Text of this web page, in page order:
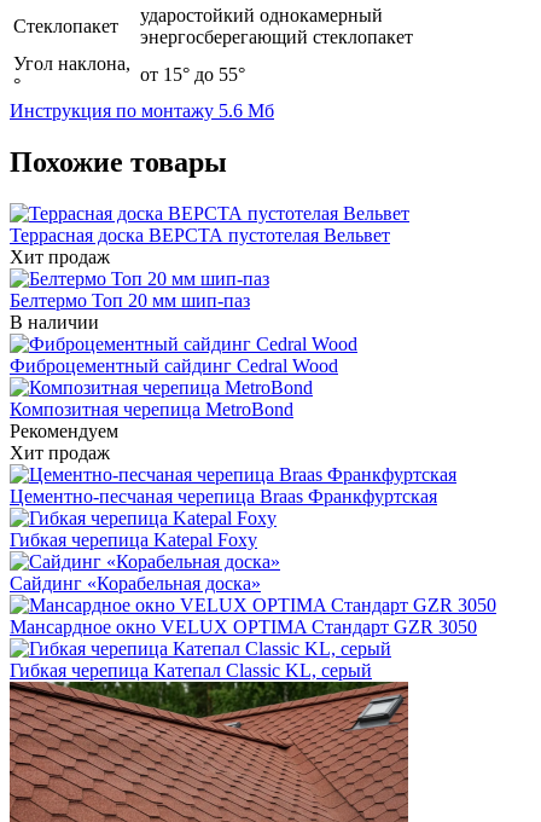
Стеклопакет
ударостойкий однокамерный
энергосберегающий стеклопакет
Угол наклона,
°
от 15° до 55°
Инструкция по монтажу 5.6 Мб
Похожие товары
Террасная доска ВЕРСТА пустотелая Вельвет
Хит продаж
Белтермо Топ 20 мм шип-паз
В наличии
Фиброцементный сайдинг Cedral Wood
Композитная черепица MetroBond
Рекомендуем
Хит продаж
Цементно-песчаная черепица Braas Франкфуртская
Гибкая черепица Katepal Foxy
Сайдинг «Корабельная доска»
Мансардное окно VELUX OPTIMA Стандарт GZR 3050
Гибкая черепица Катепал Classic KL, серый